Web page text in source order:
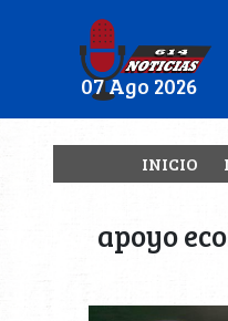
07 Ago 2026
INICIO
apoyo